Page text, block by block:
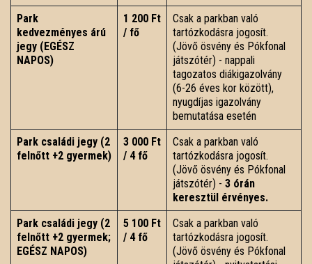
Park
kedvezményes árú
jegy (EGÉSZ
NAPOS)
1 200 Ft
/ fő
Csak a parkban való
tartózkodásra jogosít.
(Jövő ösvény és Pókfonal
játszótér) - nappali
tagozatos diákigazolvány
(6-26 éves kor között),
nyugdíjas igazolvány
bemutatása esetén
Park családi jegy (2
felnőtt +2 gyermek)
3 000 Ft
/ 4 fő
Csak a parkban való
tartózkodásra jogosít.
(Jövő ösvény és Pókfonal
játszótér) - 3 órán
keresztül érvényes.
Park családi jegy (2
felnőtt +2 gyermek;
EGÉSZ NAPOS)
5 100 Ft
/ 4 fő
Csak a parkban való
tartózkodásra jogosít.
(Jövő ösvény és Pókfonal